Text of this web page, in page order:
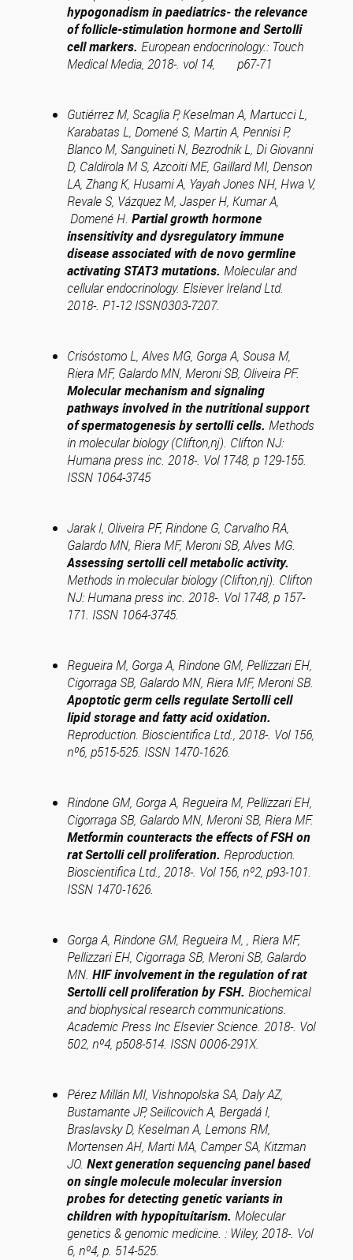
hypogonadism in paediatrics- the relevance
of follicle-stimulation hormone and Sertolli
cell markers. European endocrinology.: Touch
Medical Media, 2018-. vol 14, p67-71
Gutiérrez M, Scaglia P, Keselman A, Martucci L,
Karabatas L, Domené S, Martin A, Pennisi P,
Blanco M, Sanguineti N, Bezrodnik L, Di Giovanni
D, Caldirola M S, Azcoiti ME, Gaillard MI, Denson
LA, Zhang K, Husami A, Yayah Jones NH, Hwa V,
Revale S, Vázquez M, Jasper H, Kumar A,
Domené H. Partial growth hormone
insensitivity and dysregulatory immune
disease associated with de novo germline
activating STAT3 mutations. Molecular and
cellular endocrinology. Elsiever Ireland Ltd.
2018-. P1-12 ISSN0303-7207.
Crisóstomo L, Alves MG, Gorga A, Sousa M,
Riera MF, Galardo MN, Meroni SB, Oliveira PF.
Molecular mechanism and signaling
pathways involved in the nutritional support
of spermatogenesis by sertolli cells. Methods
in molecular biology (Clifton,nj). Clifton NJ:
Humana press inc. 2018-. Vol 1748, p 129-155.
ISSN 1064-3745
Jarak I, Oliveira PF, Rindone G, Carvalho RA,
Galardo MN, Riera MF, Meroni SB, Alves MG.
Assessing sertolli cell metabolic activity.
Methods in molecular biology (Clifton,nj). Clifton
NJ: Humana press inc. 2018-. Vol 1748, p 157-
171. ISSN 1064-3745.
Regueira M, Gorga A, Rindone GM, Pellizzari EH,
Cigorraga SB, Galardo MN, Riera MF, Meroni SB.
Apoptotic germ cells regulate Sertolli cell
lipid storage and fatty acid oxidation.
Reproduction. Bioscientifica Ltd., 2018-. Vol 156,
nº6, p515-525. ISSN 1470-1626.
Rindone GM, Gorga A, Regueira M, Pellizzari EH,
Cigorraga SB, Galardo MN, Meroni SB, Riera MF.
Metformin counteracts the effects of FSH on
rat Sertolli cell proliferation. Reproduction.
Bioscientifica Ltd., 2018-. Vol 156, nº2, p93-101.
ISSN 1470-1626.
Gorga A, Rindone GM, Regueira M, , Riera MF,
Pellizzari EH, Cigorraga SB, Meroni SB, Galardo
MN. HIF involvement in the regulation of rat
Sertolli cell proliferation by FSH. Biochemical
and biophysical research communications.
Academic Press Inc Elsevier Science. 2018-. Vol
502, nº4, p508-514. ISSN 0006-291X.
Pérez Millán MI, Vishnopolska SA, Daly AZ,
Bustamante JP, Seilicovich A, Bergadá I,
Braslavsky D, Keselman A, Lemons RM,
Mortensen AH, Marti MA, Camper SA, Kitzman
JO. Next generation sequencing panel based
on single molecule molecular inversion
probes for detecting genetic variants in
children with hypopituitarism. Molecular
genetics & genomic medicine. : Wiley, 2018-. Vol
6, nº4, p. 514-525.